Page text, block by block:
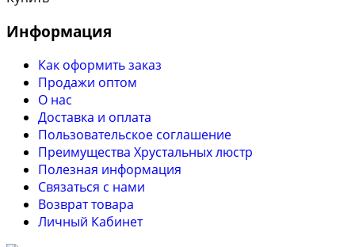
Информация
Как оформить заказ
Продажи оптом
О нас
Доставка и оплата
Пользовательское соглашение
Преимущества Хрустальных люстр
Полезная информация
Связаться с нами
Возврат товара
Личный Кабинет